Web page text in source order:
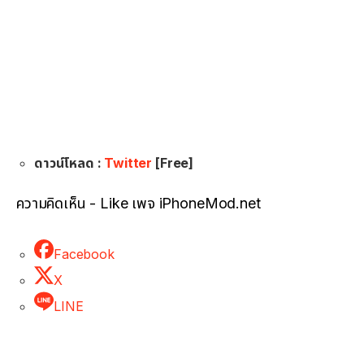
ดาวน์โหลด : Twitter [Free]
ความคิดเห็น - Like เพจ iPhoneMod.net
Facebook
X
LINE